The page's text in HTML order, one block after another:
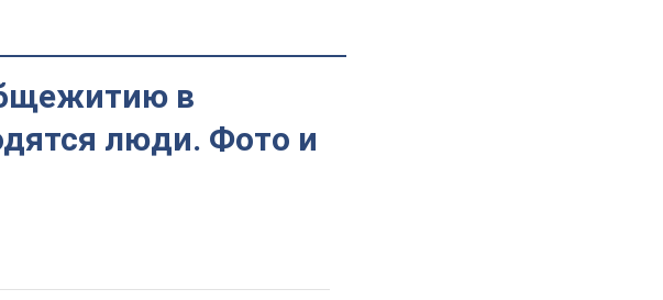
в
люди. Фото и